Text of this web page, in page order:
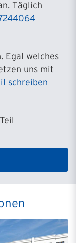
Täglich
Egal welches
uns mit
schreiben